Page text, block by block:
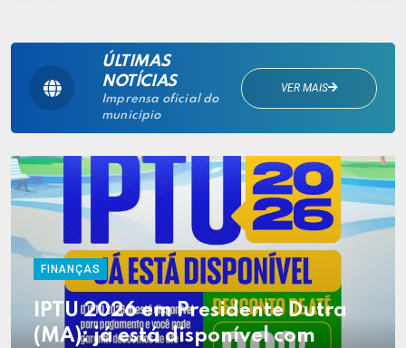
ÚLTIMAS
NOTÍCIAS
Imprensa oficial do
município
VER MAIS
FINANÇAS
IPTU 2026 em Presidente Dutra
(MA): já está disponível com